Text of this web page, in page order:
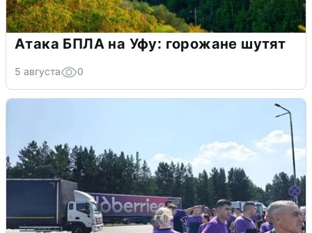
Атака БПЛА на Уфу: горожане шутят
5 августа 0